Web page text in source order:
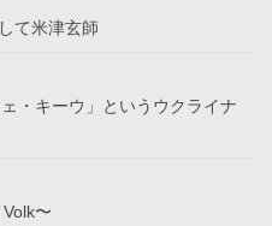
て米津玄師
・キーウ」というウクライナ
〜